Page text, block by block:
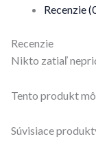
Recenzie
Recenzie
Nikto zatiaľ
Tento produkt
Súvisiace